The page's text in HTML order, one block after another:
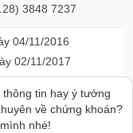
3848 7237
04/11/2016
02/11/2017
20/07/2023
thông TPHCM
thông tin hay ý tưởng
về chứng khoán?
nhé!